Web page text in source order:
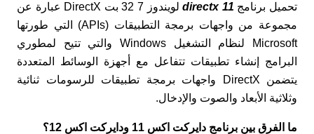
تحميل برنامج directx 11
لويندوز 7 32 بت DirectX عبارة عن
مجموعة من واجهات برمجة التطبيقات (APIs) التي طورتها
Microsoft لنظام التشغيل Windows والتي تتيح لمطوري
البرامج إنشاء تطبيقات تتفاعل مع أجهزة الوسائط المتعددة
يتضمن DirectX واجهات برمجة تطبيقات للرسومات ثنائية
وثلاثية الأبعاد والصوت والإدخال.
ما الفرق بين برنامج دايركت اكس 11 ودايركت اكس 12؟